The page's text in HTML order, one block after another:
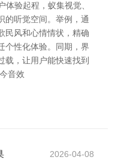
验起程，蚁集视觉、
的听觉空间。举例，通
民风和心情情状，精确
个性化体验。同期，界
载，让用户能快速找到
音效
2026-04-08